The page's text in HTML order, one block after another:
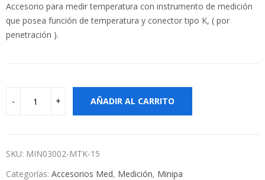
Accesorio para medir temperatura con instrumento de medición
que posea función de temperatura y conector tipo K, ( por
penetración ).
AÑADIR AL CARRITO
SKU: MIN03002-MTK-15
Categorías: Accesorios Med, Medición, Minipa